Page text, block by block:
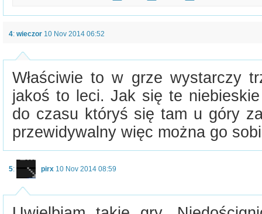
4: wieczor 10 Nov 2014 06:52
Właściwie to w grze wystarczy
jakoś to leci. Jak się te
do czasu któryś się tam u góry
przewidywalny więc można go
5: pirx 10 Nov 2014 08:59